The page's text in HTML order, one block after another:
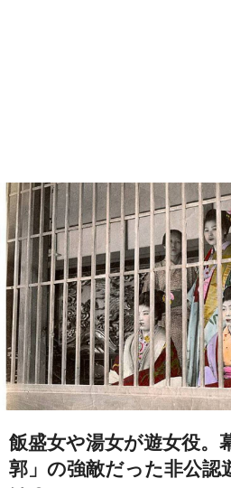
飯盛女や湯女が遊女役。
郭」の強敵だった非公認